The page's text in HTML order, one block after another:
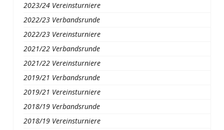
2023/24 Vereinsturniere
2022/23 Verbandsrunde
2022/23 Vereinsturniere
2021/22 Verbandsrunde
2021/22 Vereinsturniere
2019/21 Verbandsrunde
2019/21 Vereinsturniere
2018/19 Verbandsrunde
2018/19 Vereinsturniere